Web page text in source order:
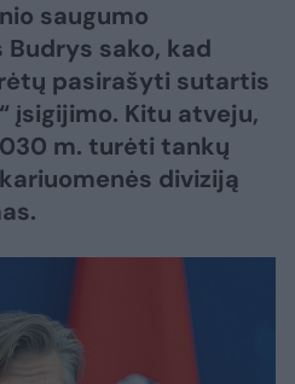
saugumo
sako, kad
pasirašyti sutartis
įsigijimo. Kitu atveju,
m. turėti tankų
diviziją